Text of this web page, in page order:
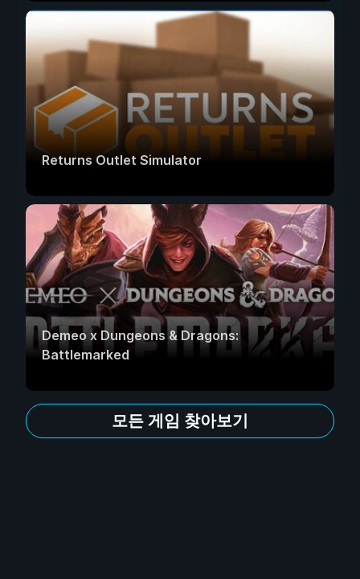
Returns Outlet Simulator
Demeo x Dungeons & Dragons:
Battlemarked
모든 게임 찾아보기